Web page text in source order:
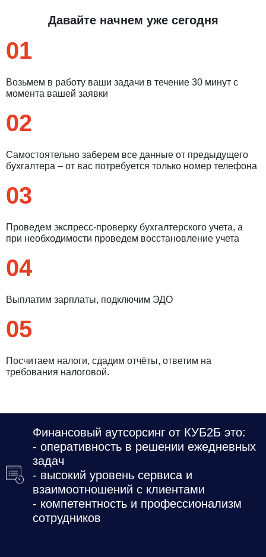
Давайте начнем уже сегодня
01
Возьмем в работу ваши задачи в течение 30 минут с
момента вашей заявки
02
Самостоятельно заберем все данные от предыдущего
бухгалтера – от вас потребуется только номер телефона
03
Проведем экспресс-проверку бухгалтерского учета, а
при необходимости проведем восстановление учета
04
Выплатим зарплаты, подключим ЭДО
05
Посчитаем налоги, сдадим отчёты, ответим на
требования налоговой.
Финансовый аутсорсинг от КУБ2Б это:
- оперативность в решении ежедневных
задач
- высокий уровень сервиса и
взаимоотношений с клиентами
- компетентность и профессионализм
сотрудников